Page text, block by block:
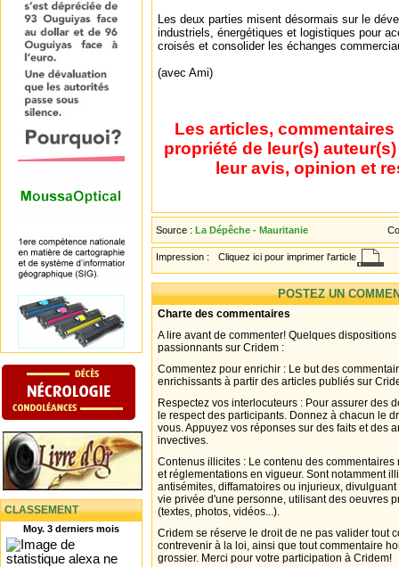
CLASSEMENT
Moy. 3 derniers mois
Les deux parties misent désormais sur le
industriels, énergétiques et logistiques pour
croisés et consolider les échanges
(avec Ami)
Les articles,
propriété de leur(s)
leur avis, opinion et
Source : La Dépêche - Mauritanie
Impression : Cliquez ici pour imprimer l'article
POSTEZ UN
Charte des commentaires
A lire avant de commenter! Quelques
passionnants sur Cridem :
Commentez pour enrichir : Le but des
enrichissants à partir des articles publiés sur
Respectez vos interlocuteurs : Pour assurer des
le respect des participants. Donnez à chacun le
vous. Appuyez vos réponses sur des faits et des
invectives.
Contenus illicites : Le contenu des
et réglementations en vigueur. Sont notamment
antisémites, diffamatoires ou injurieux,
vie privée d'une personne, utilisant des oeuvres
(textes, photos, vidéos...).
Cridem se réserve le droit de ne pas valider tout
contrevenir à la loi, ainsi que tout commentaire
grossier. Merci pour votre participation à Cridem!